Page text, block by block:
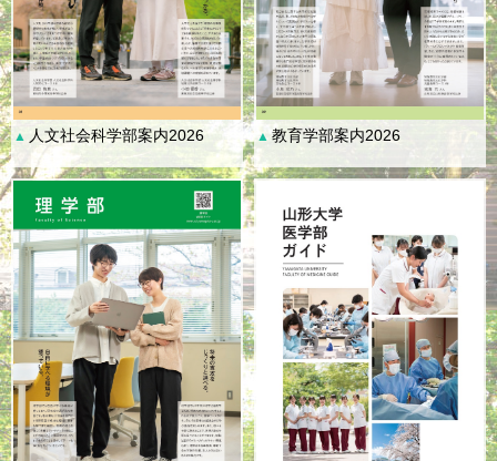
▲ 人文社会科学部案内2026 ▲ 教育学部案内2026